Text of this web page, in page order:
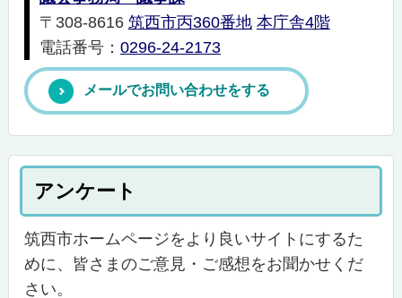
〒308-8616 筑西市丙360番地 本庁舎4階
電話番号： 0296-24-2173
メールでお問い合わせをする
アンケート
筑西市ホームページをより良いサイトにするた
めに、皆さまのご意見・ご感想をお聞かせくだ
さい。